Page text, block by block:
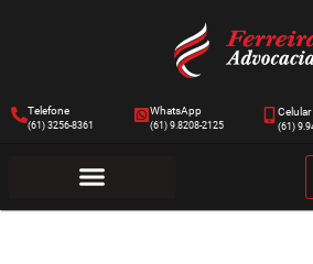
Telefone
(61) 3256-8361
WhatsApp
(61) 9.8208-2125
Celular
(61)